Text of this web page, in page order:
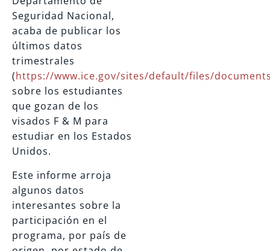
Seguridad Nacional,
acaba de publicar los
últimos datos
trimestrales
(https://www.ice.gov/sites/default/files/
sobre los estudiantes
que gozan de los
visados F & M para
estudiar en los Estados
Unidos.
Este informe arroja
algunos datos
interesantes sobre la
participación en el
programa, por país de